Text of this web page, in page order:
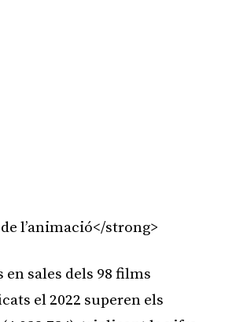
l’animació</strong>
en sales dels 98 films
el 2022 superen els